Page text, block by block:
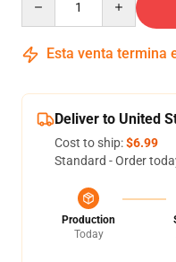
Esta venta termina
Deliver to United
Cost to ship:$6.99
Standard - Order
Production
Today